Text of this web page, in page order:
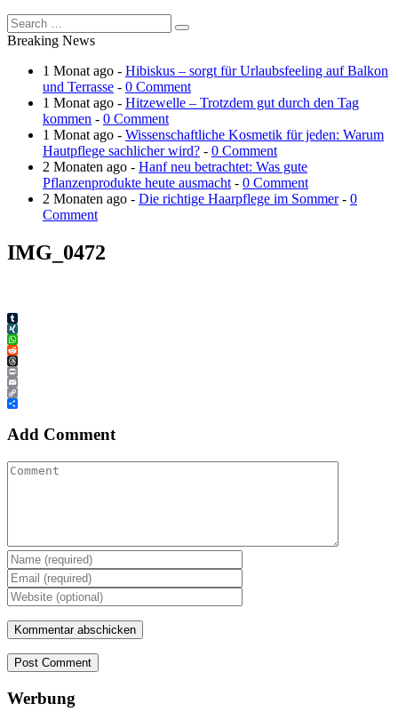
Breaking News
1 Monat ago - Hibiskus – sorgt für Urlaubsfeeling auf Balkon
und Terrasse - 0 Comment
1 Monat ago - Hitzewelle – Trotzdem gut durch den Tag
kommen - 0 Comment
1 Monat ago - Wissenschaftliche Kosmetik für jeden: Warum
Hautpflege sachlicher wird? - 0 Comment
2 Monaten ago - Hanf neu betrachtet: Was gute
Pflanzenprodukte heute ausmacht - 0 Comment
2 Monaten ago - Die richtige Haarpflege im Sommer- 0
Comment
IMG_0472
Tumblr
XING
WhatsApp
Reddit
Threads
Print
Email
Copy
Link
Teilen
Add Comment
Post Comment
Werbung